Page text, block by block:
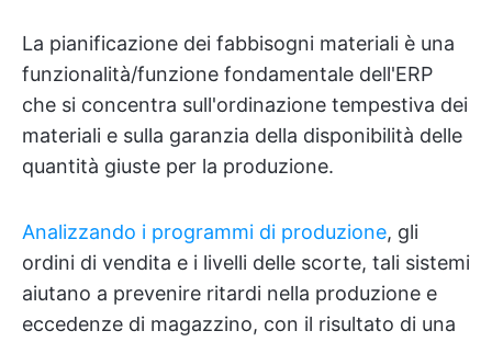
La pianificazione dei fabbisogni materiali è una
funzionalità/funzione fondamentale dell'ERP
che si concentra sull'ordinazione tempestiva dei
materiali e sulla garanzia della disponibilità delle
quantità giuste per la produzione.
Analizzando i programmi di produzione, gli
ordini di vendita e i livelli delle scorte, tali sistemi
aiutano a prevenire ritardi nella produzione e
eccedenze di magazzino, con il risultato di una